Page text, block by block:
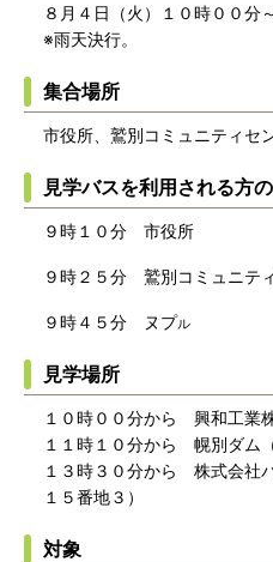
８月４日（火）１０時００分
※雨天決行。
集合場所
市役所、鷲別コミュニティセ
見学バスを利用される方
９時１０分 市役所
９時２５分 鷲別コミュニテ
９時４５分 ヌプル
見学場所
１０時００分から 興和工業
１１時１０分から 幌別ダム
１３時３０分から 株式会社
１５番地３）
対象